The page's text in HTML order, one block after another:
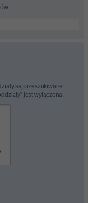
są przeszukiwane
jest wyłączona.